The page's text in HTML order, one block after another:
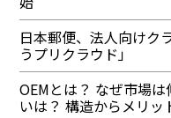
日本郵便、法人向けク
うプリクラウド」
OEMとは？ なぜ市場
いは？ 構造からメリ